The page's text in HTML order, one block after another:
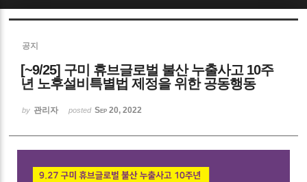
공지
[~9/25] 구미 휴브글로벌 불산 누출사고 10주
년 노후설비특별법 제정을 위한 공동행동
by 관리자 posted Sep 20, 2022
Sketchbook5, 스케치북5
Sketchbook5, 스케치북5